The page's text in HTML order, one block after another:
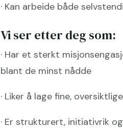
· Kan arbeide både
Vi ser etter deg som:
· Har et sterkt
blant de minst nådde
· Liker å lage fine,
· Er strukturert, initiativrik